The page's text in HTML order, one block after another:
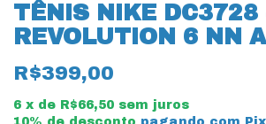
TÊNIS NIKE DC3728
REVOLUTION 6 NN
R$399,00
6 x de R$66,50 sem juros